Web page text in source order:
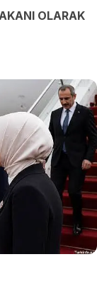
OLARAK